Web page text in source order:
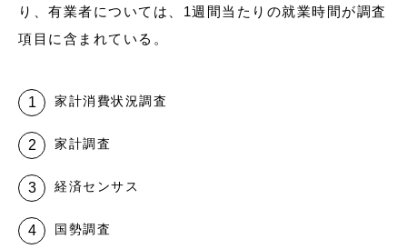
り、有業者については、1週間当たりの就業時間が調査
項目に含まれている。
家計消費状況調査
家計調査
経済センサス
国勢調査